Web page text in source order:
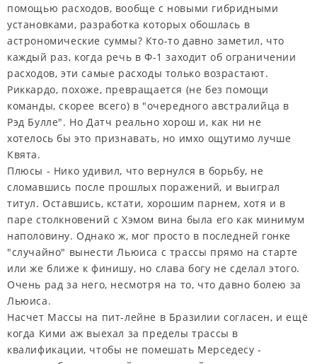
помощью расходов, вообще с новыми гибридными
установками, разработка которых обошлась в
астрономические суммы? Кто-то давно заметил, что
каждый раз, когда речь в Ф-1 заходит об ограничении
расходов, эти самые расходы только возрастают.
Риккардо, похоже, превращается (не без помощи
команды, скорее всего) в "очередного австралийца в
Рэд Булле". Но Датч реально хорош и, как ни не
хотелось бы это признавать, но имхо ощутимо лучше
Квята.
Плюсы - Нико удивил, что вернулся в борьбу, не
сломавшись после прошлых поражений, и выиграл
титул. Оставшись, кстати, хорошим парнем, хотя и в
паре столкновений с Хэмом вина была его как минимум
наполовину. Однако ж, мог просто в последней гонке
"случайно" вынести Льюиса с трассы прямо на старте
или же ближе к финишу, но слава богу не сделал этого.
Очень рад за него, несмотря на то, что давно болею за
Льюиса.
Насчет Массы на пит-лейне в Бразилии согласен, и ещё
когда Кими аж выехал за пределы трассы в
квалификации, чтобы не помешать Мерседесу -